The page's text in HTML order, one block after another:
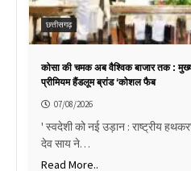
छत्तीसगढ़
कोसा की चमक अब वैश्विक बाजार तक :
प्रीमियम हैंडलूम ब्रांड ‘कोशल फैब
07/08/2026
' स्वदेशी को नई उड़ान : राष्ट्रीय
देव साय ने…
Read More..